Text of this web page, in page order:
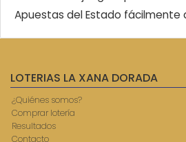
Apuestas del Estado fácilmente
LOTERIAS LA XANA DORADA
¿Quiénes somos?
Comprar lotería
Resultados
Contacto